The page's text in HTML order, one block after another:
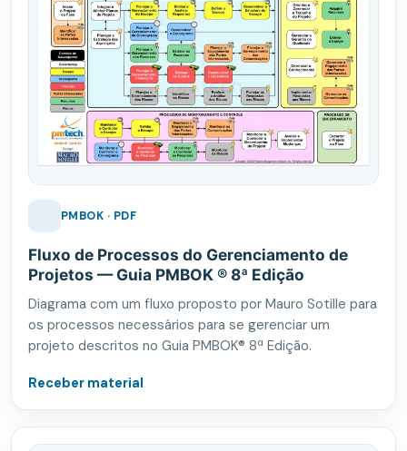
PMBOK · PDF
Fluxo de Processos do Gerenciamento de
Projetos — Guia PMBOK ® 8ª Edição
Diagrama com um fluxo proposto por Mauro Sotille para
os processos necessários para se gerenciar um
projeto descritos no Guia PMBOK® 8ª Edição.
Receber material